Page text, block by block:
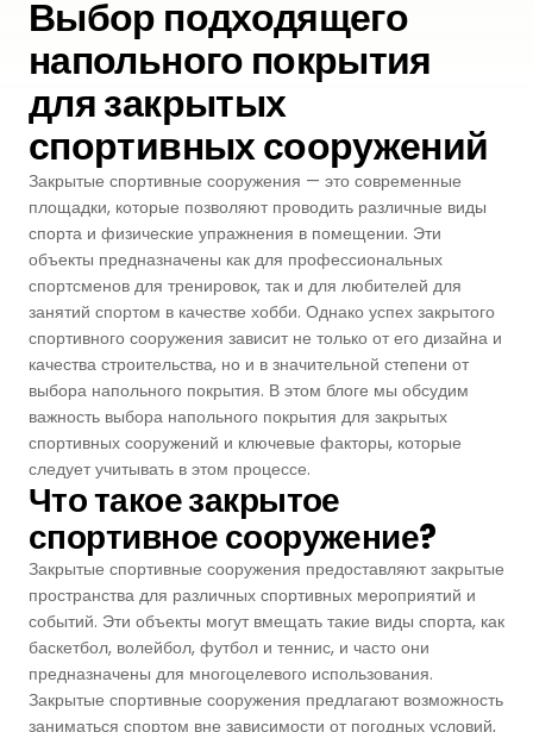
Легкоатлетические Дорожки
Падельные Корты
Падельн Клубы
Падбол Корты
Корт для Пиклбола
Теннисные Корты
Сквош Корты
Стальные Трибуны
Баскетбольные Корты
Волейбольные Корты
Гандбольные Корты
Monoturf
PowerGrass
DuoGrass
Без Заполнителя
Падел Турф
Теннисная Трава
Гольфовая Трава
Гибридная Трава
Натуральная Трава
Система Напылительного Покрытия
Полное ПУ покрытие
ПУ Покрытие
Спортивный Паркет
Спортивный ПВХ
Акриловое Покрытие
Модульное Резиновое Покрытие
СБР
Дренированный Шокпад
ПЭ Шокпад
Кварцевый Песок
Выбор подходящего
напольного покрытия
для закрытых
спортивных сооружений
Закрытые спортивные сооружения — это современные
площадки, которые позволяют проводить различные виды
спорта и физические упражнения в помещении. Эти
объекты предназначены как для профессиональных
спортсменов для тренировок, так и для любителей для
занятий спортом в качестве хобби. Однако успех закрытого
спортивного сооружения зависит не только от его дизайна и
качества строительства, но и в значительной степени от
выбора напольного покрытия. В этом блоге мы обсудим
важность выбора напольного покрытия для закрытых
спортивных сооружений и ключевые факторы, которые
следует учитывать в этом процессе.
Что такое закрытое
спортивное сооружение?
Закрытые спортивные сооружения предоставляют закрытые
пространства для различных спортивных мероприятий и
событий. Эти объекты могут вмещать такие виды спорта, как
баскетбол, волейбол, футбол и теннис, и часто они
предназначены для многоцелевого использования.
Закрытые спортивные сооружения предлагают возможность
заниматься спортом вне зависимости от погодных условий,